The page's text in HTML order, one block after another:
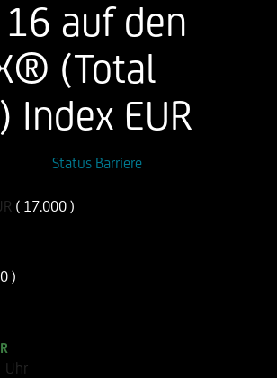
16 auf den
(Total
Index EUR
Status Barriere
( 17.000 )
)
Uhr